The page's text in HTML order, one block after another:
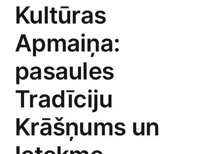
Kultūras
Apmaiņa:
pasaules
Tradīciju
Krāšņums un